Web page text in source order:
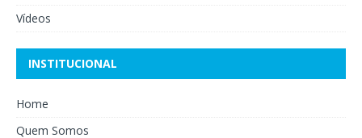
Vídeos
INSTITUCIONAL
Home
Quem Somos